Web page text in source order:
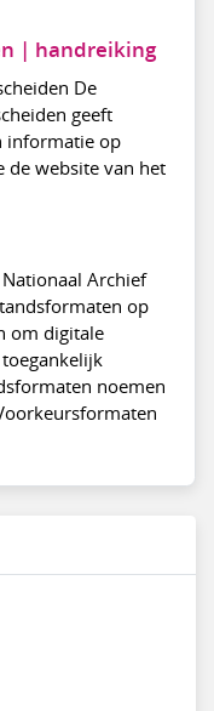
| handreiking
De
geeft
informatie op
website van het
Archief
op
om digitale
noemen